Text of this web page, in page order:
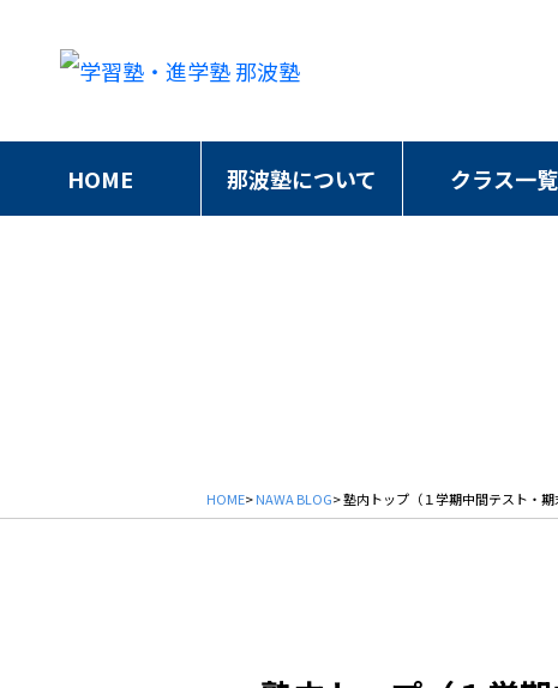
HOME 那波塾について クラス一覧
HOME>NAWA BLOG> 塾内トップ（１学期中間テスト・期